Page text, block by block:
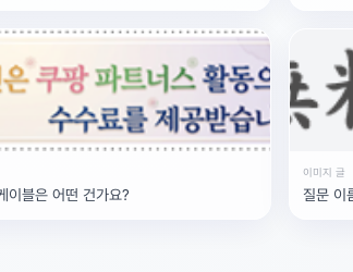
이 케이블은 어떤 건가요?
이미지 글
질